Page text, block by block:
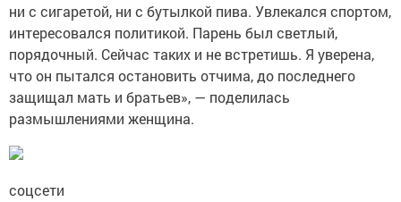
ни с сигаретой, ни с бутылкой пива. Увлекался спортом,
интересовался политикой. Парень был светлый,
порядочный. Сейчас таких и не встретишь. Я уверена,
что он пытался остановить отчима, до последнего
защищал мать и братьев», — поделилась
размышлениями женщина.
соцсети